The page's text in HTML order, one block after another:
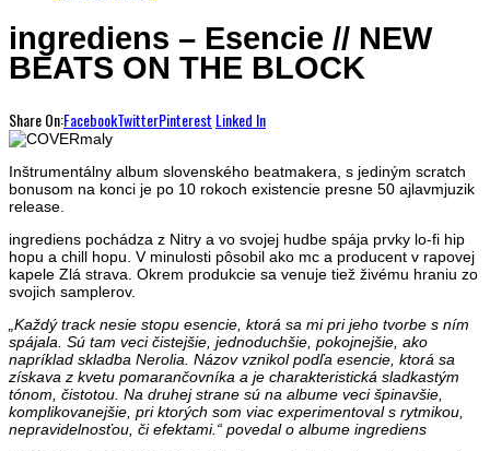
ingrediens – Esencie // NEW
BEATS ON THE BLOCK
Share On:FacebookTwitterPinterest Linked In
Inštrumentálny album slovenského beatmakera, s jediným scratch
bonusom na konci je po 10 rokoch existencie presne 50 ajlavmjuzik
release.
ingrediens pochádza z Nitry a vo svojej hudbe spája prvky lo-fi hip
hopu a chill hopu. V minulosti pôsobil ako mc a producent v rapovej
kapele Zlá strava. Okrem produkcie sa venuje tiež živému hraniu zo
svojich samplerov.
„Každý track nesie stopu esencie, ktorá sa mi pri jeho tvorbe s ním
spájala. Sú tam veci čistejšie, jednoduchšie, pokojnejšie, ako
napríklad skladba Nerolia. Názov vznikol podľa esencie, ktorá sa
získava z kvetu pomarančovníka a je charakteristická sladkastým
tónom, čistotou. Na druhej strane sú na albume veci špinavšie,
komplikovanejšie, pri ktorých som viac experimentoval s rytmikou,
nepravidelnosťou, či efektami.“ povedal o albume ingrediens